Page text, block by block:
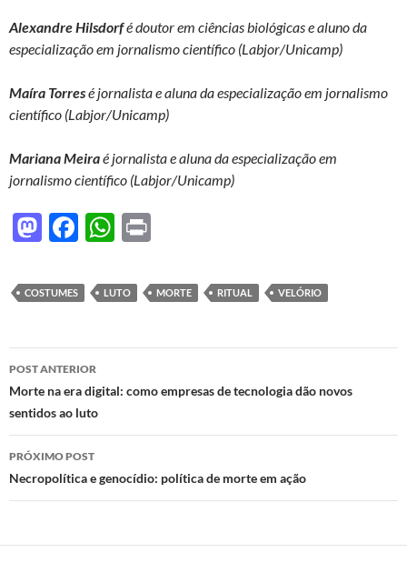
Alexandre Hilsdorfé doutor em ciências biológicas e aluno da
especialização em jornalismo científico (Labjor/Unicamp)
Maíra Torresé jornalista e aluna da especialização em jornalismo
científico (Labjor/Unicamp)
Mariana Meiraé jornalista e aluna da especialização em
jornalismo científico (Labjor/Unicamp)
M
to
d
o
n
F
e
b
o
o
k
W
at
s
A
p
nt
COSTUMES LUTO MORTE RITUAL VELÓRIO
Navegação
de
posts
POST ANTERIOR
Morte na era digital: como empresas de tecnologia dão novos
sentidos ao luto
PRÓXIMO POST
Necropolítica e genocídio: política de morte em ação